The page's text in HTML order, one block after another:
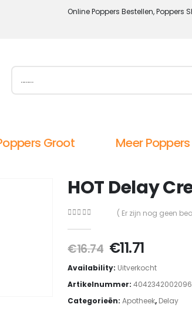
Online Poppers Bestellen, Poppers
Groot Meer Poppers
HOT Delay
( Er zijn nog geen
€16.74
prijs
was:
€16.74.
€11.71Huidige
prijs
is:
€11.71.
Availability: Uitverkocht
Artikelnummer: 4042342002096
Categorieën: Apotheek, Delay